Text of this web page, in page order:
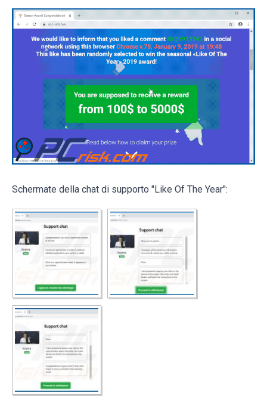
Schermate della chat di supporto "Like Of The Year":